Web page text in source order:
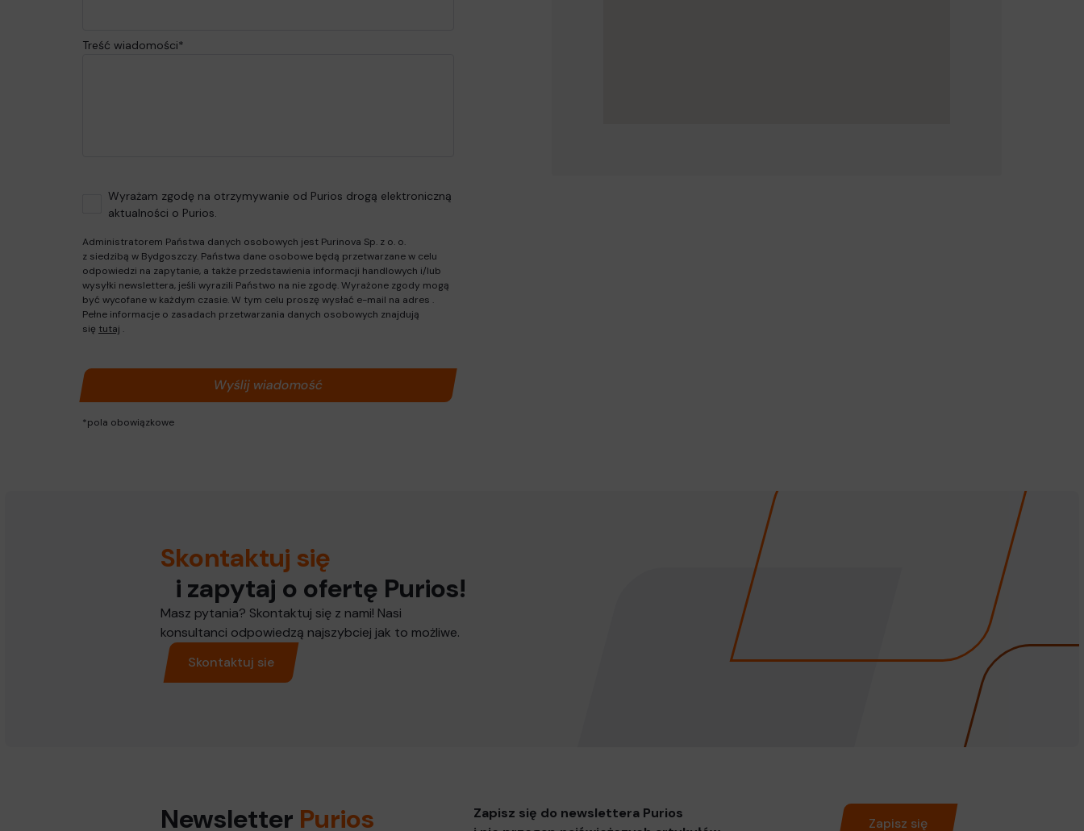
Treść wiadomości*
Wyrażam zgodę na otrzymywanie od Purios drogą elektroniczną
aktualności o Purios.
Administratorem Państwa danych osobowych jest Purinova Sp. z o. o.
z siedzibą w Bydgoszczy. Państwa dane osobowe będą przetwarzane w celu
odpowiedzi na zapytanie, a także przedstawienia informacji handlowych i/lub
wysyłki newslettera, jeśli wyrazili Państwo na nie zgodę. Wyrażone zgody mogą
być wycofane w każdym czasie. W tym celu proszę wysłać e-mail na adres .
Pełne informacje o zasadach przetwarzania danych osobowych znajdują
się tutaj .
*pola obowiązkowe
Skontaktuj się
i zapytaj o ofertę Purios!
Masz pytania? Skontaktuj się z nami! Nasi
konsultanci odpowiedzą najszybciej jak to możliwe.
Skontaktuj sie
Newsletter Purios
Zapisz się do newslettera Purios
Zapisz się